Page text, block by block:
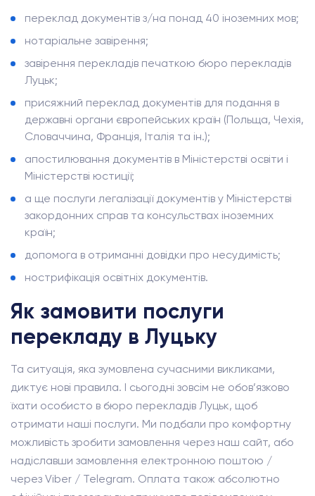
переклад документів з/на понад 40 іноземних мов;
нотаріальне завірення;
завірення перекладів печаткою бюро перекладів
Луцьк;
присяжний переклад документів для подання в
державні органи європейських країн (Польща, Чехія,
Словаччина, Франція, Італія та ін.);
апостилювання документів в Міністерстві освіти і
Міністерстві юстиції;
а ще послуги легалізації документів у Міністерстві
закордонних справ та консульствах іноземних
країн;
допомога в отриманні довідки про несудимість;
нострифікація освітніх документів.
Як замовити послуги
перекладу в Луцьку
Та ситуація, яка зумовлена сучасними викликами,
диктує нові правила. І сьогодні зовсім не обов’язково
їхати особисто в бюро перекладів Луцьк, щоб
отримати наші послуги. Ми подбали про комфортну
можливість зробити замовлення через наш сайт, або
надіславши замовлення електронною поштою /
через Viber / Telegram. Оплата також абсолютно